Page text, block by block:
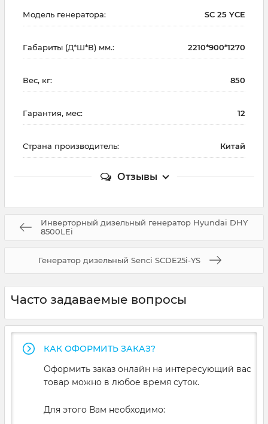
Модель генератора: SC 25 YCE
Габариты (Д*Ш*В) мм.: 2210*900*1270
Вес, кг: 850
Гарантия, мес: 12
Страна производитель: Китай
Отзывы
Инверторный дизельный генератор Hyundai DHY
8500LEi
Генератор дизельный Senci SCDE25i-YS
Часто задаваемые вопросы
КАК ОФОРМИТЬ ЗАКАЗ?
Оформить заказ онлайн на интересующий вас
товар можно в любое время суток.
Для этого Вам необходимо: